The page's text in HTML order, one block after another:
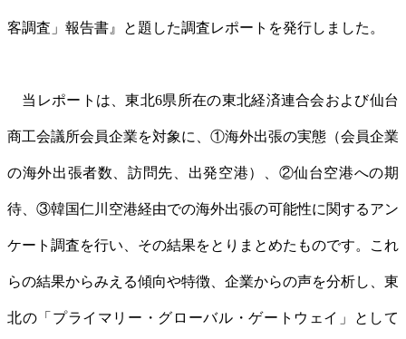
客調査」報告書』と題した調査レポートを発行しました。
当レポートは、東北6県所在の東北経済連合会および仙台
商工会議所会員企業を対象に、①海外出張の実態（会員企業
の海外出張者数、訪問先、出発空港）、②仙台空港への期
待、③韓国仁川空港経由での海外出張の可能性に関するアン
ケート調査を行い、その結果をとりまとめたものです。これ
らの結果からみえる傾向や特徴、企業からの声を分析し、東
北の「プライマリー・グローバル・ゲートウェイ」として